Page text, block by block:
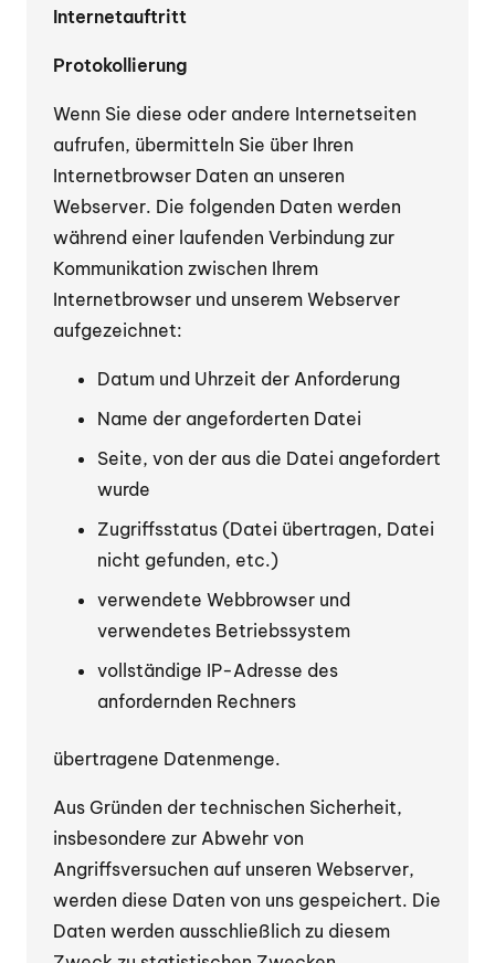
Internetauftritt
Protokollierung
Wenn Sie diese oder andere Internetseiten
aufrufen, übermitteln Sie über Ihren
Internetbrowser Daten an unseren
Webserver. Die folgenden Daten werden
während einer laufenden Verbindung zur
Kommunikation zwischen Ihrem
Internetbrowser und unserem Webserver
aufgezeichnet:
Datum und Uhrzeit der Anforderung
Name der angeforderten Datei
Seite, von der aus die Datei angefordert
wurde
Zugriffsstatus (Datei übertragen, Datei
nicht gefunden, etc.)
verwendete Webbrowser und
verwendetes Betriebssystem
vollständige IP-Adresse des
anfordernden Rechners
übertragene Datenmenge.
Aus Gründen der technischen Sicherheit,
insbesondere zur Abwehr von
Angriffsversuchen auf unseren Webserver,
werden diese Daten von uns gespeichert. Die
Daten werden ausschließlich zu diesem